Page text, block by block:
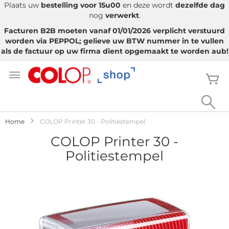
Plaats uw bestelling voor 15u00 en deze wordt dezelfde dag
nog verwerkt.
Facturen B2B moeten vanaf 01/01/2026 verplicht verstuurd
worden via PEPPOL; gelieve uw BTW nummer in te vullen
als de factuur op uw firma dient opgemaakt te worden aub!
naar
Home COLOP Printer 30 - Politiestempel
COLOP Printer 30 -
Politiestempel